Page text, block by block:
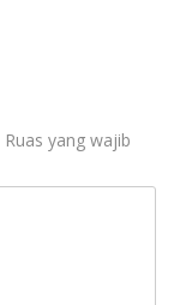
Ruas yang wajib